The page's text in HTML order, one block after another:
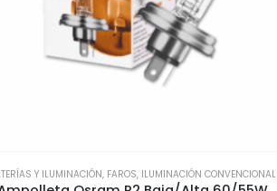
Y ILUMINACIÓN, FAROS, ILUMINACIÓN CONVENCIONAL